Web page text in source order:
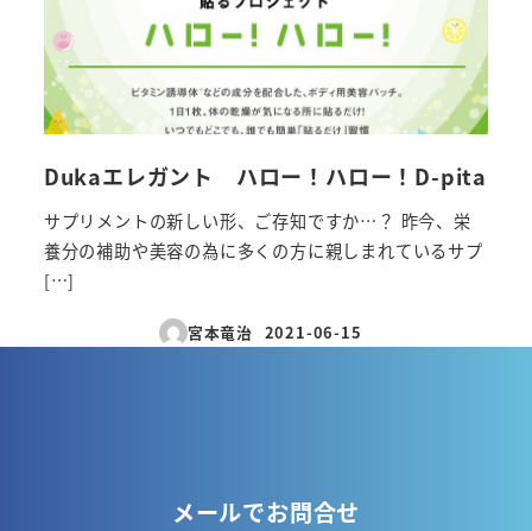
Dukaエレガント ハロー！ハロー！D-pita
サプリメントの新しい形、ご存知ですか…？ 昨今、栄
養分の補助や美容の為に多くの方に親しまれているサプ
[…]
宮本竜治
投稿日
2021-06-15
メールでお問合せ